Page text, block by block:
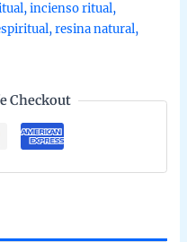
,incienso ritual,
,resina natural,
Checkout